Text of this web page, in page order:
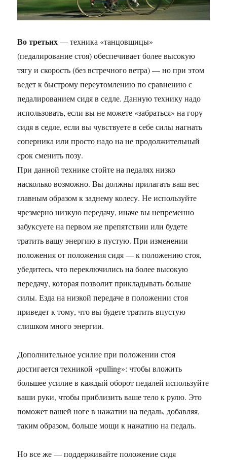
Во третьих— техника «танцовщицы»
(педалирование стоя) обеспечивает более высокую
тягу и скорость (без встречного ветра) — но при этом
ведет к быстрому переутомлению по сравнению с
педалированием сидя в седле. Данную технику надо
использовать, если вы не можете «забраться» на гору
сидя в седле, если вы чувствуете в себе силы нагнать
соперника или просто надо на не продолжительный
срок сменить позу.
При данной технике стойте на педалях низко
насколько возможно. Вы должны прилагать ваш вес
главным образом к заднему колесу. Не используйте
чрезмерно низкую передачу, иначе вы непременно
забуксуете на первом же препятствии или будете
тратить вашу энергию в пустую. При изменении
положения от положения сидя — к положению стоя,
убедитесь, что переключились на более высокую
передачу, которая позволит прикладывать больше
силы. Езда на низкой передаче в положении стоя
приведет к тому, что вы будете тратить впустую
слишком много энергии.
Дополнительное усилие при положении стоя
достигается техникой «pulling»: чтобы вложить
большее усилие в каждый оборот педалей используйте
ваши руки, чтобы приблизить ваше тело к рулю. Это
поможет вашей ноге в нажатии на педаль, добавляя,
таким образом, больше мощи к нажатию на педаль.
Но все же — поддерживайте положение сидя